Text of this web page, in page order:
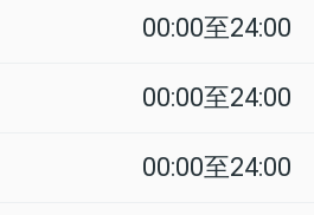
00:00至24:00
00:00至24:00
00:00至24:00